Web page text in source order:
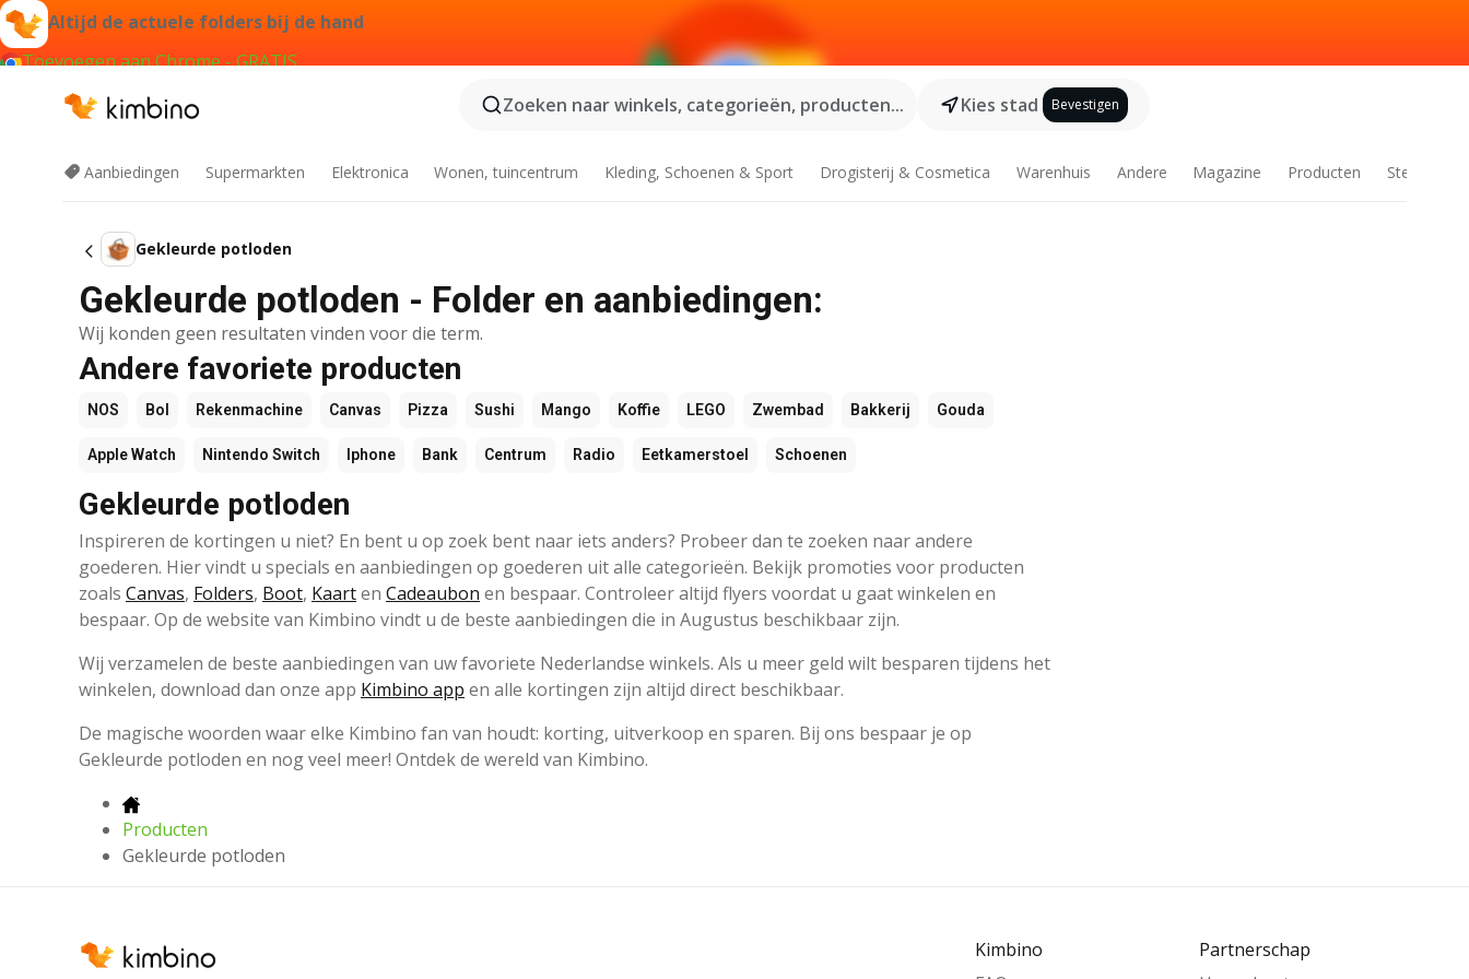
Altijd de actuele folders bij de hand
Toevoegen aan Chrome - GRATIS
Zoeken naar winkels, categorieën, producten...
Kies stad Bevestigen
Aanbiedingen Supermarkten Elektronica Wonen, tuincentrum Kleding, Schoenen & Sport Drogisterij & Cosmetica Warenhuis Andere Magazine Producten Steden
Gekleurde potloden
Gekleurde potloden - Folder en aanbiedingen:
Wij konden geen resultaten vinden voor die term.
Andere favoriete producten
NOS Bol Rekenmachine Canvas Pizza Sushi Mango Koffie LEGO Zwembad Bakkerij Gouda
Apple Watch Nintendo Switch Iphone Bank Centrum Radio Eetkamerstoel Schoenen
Gekleurde potloden
Inspireren de kortingen u niet? En bent u op zoek bent naar iets anders? Probeer dan te zoeken naar andere
goederen. Hier vindt u specials en aanbiedingen op goederen uit alle categorieën. Bekijk promoties voor producten
zoals Canvas, Folders, Boot, Kaarten Cadeaubon en bespaar. Controleer altijd flyers voordat u gaat winkelen en
bespaar. Op de website van Kimbino vindt u de beste aanbiedingen die in Augustus beschikbaar zijn.
Wij verzamelen de beste aanbiedingen van uw favoriete Nederlandse winkels. Als u meer geld wilt besparen tijdens het
winkelen, download dan onze app Kimbino app en alle kortingen zijn altijd direct beschikbaar.
De magische woorden waar elke Kimbino fan van houdt: korting, uitverkoop en sparen. Bij ons bespaar je op
Gekleurde potloden en nog veel meer! Ontdek de wereld van Kimbino.
Producten
Gekleurde potloden
Kimbino
Partnerschap